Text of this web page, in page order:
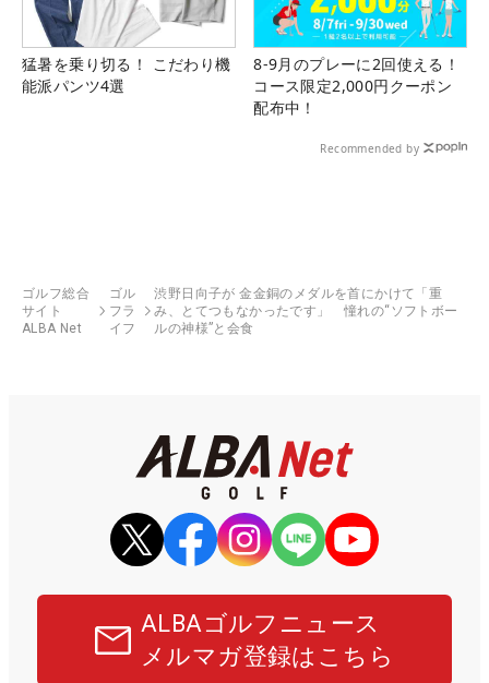
猛暑を乗り切る！ こだわり機
能派パンツ4選
8-9月のプレーに2回使える！
コース限定2,000円クーポン
配布中！
Recommended by
ゴルフ総合
サイト
ALBA Net
ゴル
フラ
イフ
渋野日向子が 金金銅のメダルを首にかけて「重
み、とてつもなかったです」 憧れの“ソフトボー
ルの神様”と会食
ALBAゴルフニュース
メルマガ登録はこちら